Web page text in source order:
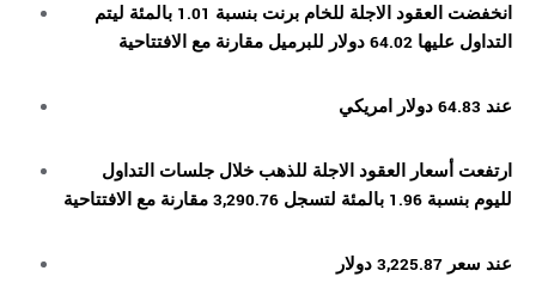
انخفضت العقود الاجلة للخام برنت بنسبة 1.01 بالمئة ليتم
التداول عليها 64.02 دولار للبرميل مقارنة مع الافتتاحية
عند 64.83 دولار امريكي
ارتفعت أسعار العقود الاجلة للذهب خلال جلسات التداول
لليوم بنسبة 1.96 بالمئة لتسجل 3,290.76 مقارنة مع الافتتاحية
عند سعر 3,225.87 دولار